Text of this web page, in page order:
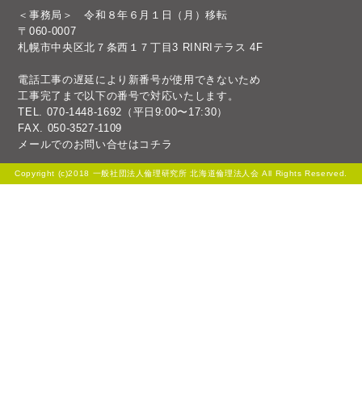
＜事務局＞ 令和８年６月１日（月）移転
〒060-0007
札幌市中央区北７条西１７丁目3 RINRIテラス 4F
電話工事の遅延により新番号が使用できないため
工事完了まで以下の番号で対応いたします。
TEL. 070-1448-1692 （平日9:00〜17:30）
FAX. 050-3527-1109
メールでのお問い合せは コチラ
Copyright (c)2018 一般社団法人倫理研究所 北海道倫理法人会 All Rights Reserved.